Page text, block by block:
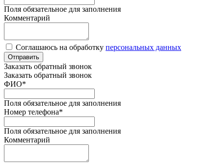
Поля обязательное для заполнения
Комментарий
Соглашаюсь на обработку персональных данных
Отправить
Заказать обратный звонок
Заказать обратный звонок
ФИО*
Поля обязательное для заполнения
Номер телефона*
Поля обязательное для заполнения
Комментарий